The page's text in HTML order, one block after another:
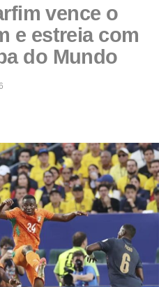
vence o
e estreia com
do Mundo